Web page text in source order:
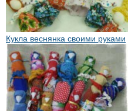
Кукла веснянка своими руками